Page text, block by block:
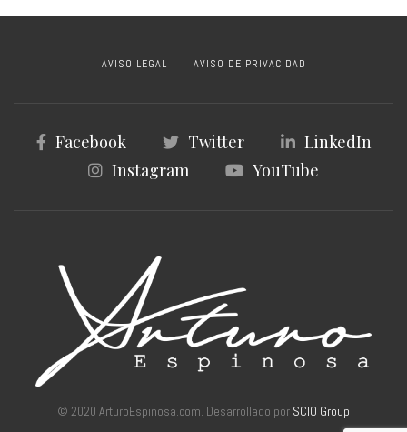
AVISO LEGAL AVISO DE PRIVACIDAD
Facebook Twitter
LinkedIn
Instagram
YouTube
© 2020 ArturoEspinosa.com. Desarrollado por SCIO Group